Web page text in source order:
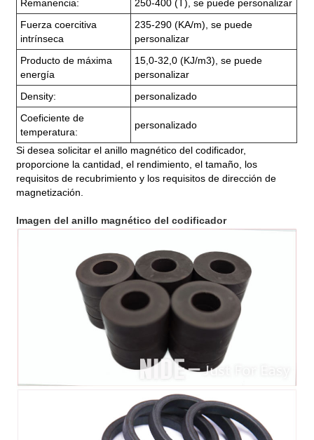
Remanencia:
250-400 (T), se puede personalizar
Fuerza coercitiva
intrínseca
235-290 (KA/m), se puede
personalizar
Producto de máxima
energía
15,0-32,0 (KJ/m3), se puede
personalizar
Density:
personalizado
Coeficiente de
temperatura:
personalizado
Si desea solicitar el anillo magnético del codificador,
proporcione la cantidad, el rendimiento, el tamaño, los
requisitos de recubrimiento y los requisitos de dirección de
magnetización.
Imagen del anillo magnético del codificador